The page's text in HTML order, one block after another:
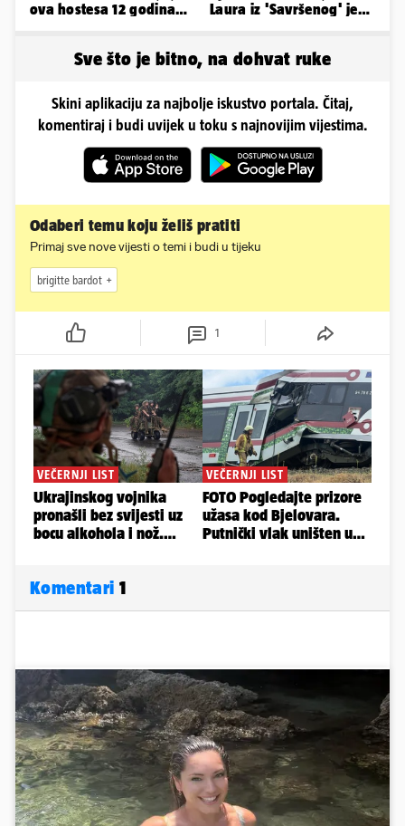
ova hostesa 12 godina
Laura iz 'Savršenog' je
Sve što je bitno, na dohvat ruke
Skini aplikaciju za najbolje iskustvo portala. Čitaj,
komentiraj i budi uvijek u toku s najnovijim vijestima.
Odaberi temu koju želiš pratiti
Primaj sve nove vijesti o temi i budi u tijeku
brigitte bardot
1
Komentari 1